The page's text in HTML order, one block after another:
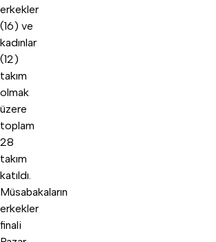
erkekler
(16) ve
kadınlar
(12)
takım
olmak
üzere
toplam
28
takım
katıldı.
Müsabakaların
erkekler
finali